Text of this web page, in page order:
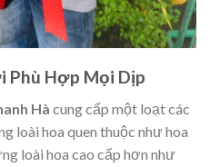
Phù Hợp Mọi Dịp
Hà cung cấp một loạt các
loài hoa quen thuộc như hoa
loài hoa cao cấp hơn như